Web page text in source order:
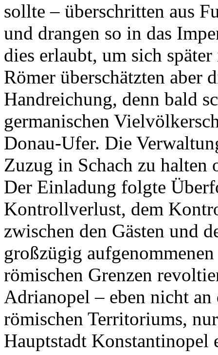
sollte – überschritten aus
und drangen so in das
dies erlaubt, um sich
Römer überschätzten aber
Handreichung, denn bald
germanischen
Donau-Ufer. Die
Zuzug in Schach zu halten
Der Einladung folgte
Kontrollverlust, dem
zwischen den Gästen und
großzügig
römischen Grenzen
Adrianopel – eben nicht
römischen Territoriums,
Hauptstadt Konstantinopel